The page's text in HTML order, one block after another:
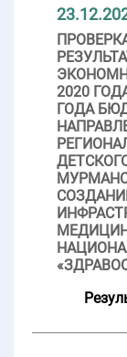
2020
ГОДА